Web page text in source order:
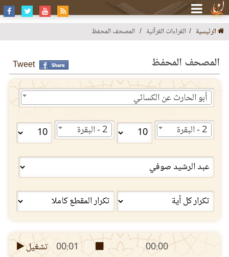
الرئيسية القراءات القرآنية المصحف المحفظ
المصحف المحفظ Tweet
أبو الحارث عن الكسائي
2 - البقرة 2 - البقرة
00:00
00:01 تشغيل